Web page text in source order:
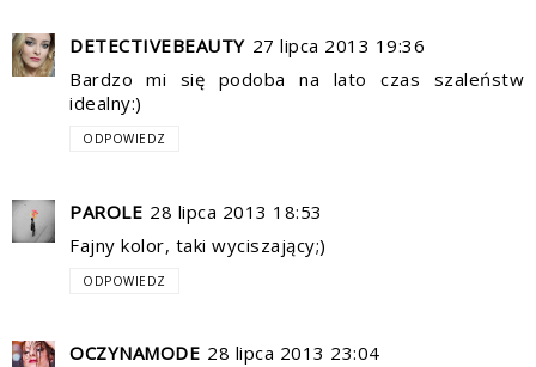
DETECTIVEBEAUTY 27 lipca 2013 19:36
Bardzo mi się podoba na lato czas szaleństw
idealny:)
ODPOWIEDZ
PAROLE 28 lipca 2013 18:53
Fajny kolor, taki wyciszający;)
ODPOWIEDZ
OCZYNAMODE 28 lipca 2013 23:04